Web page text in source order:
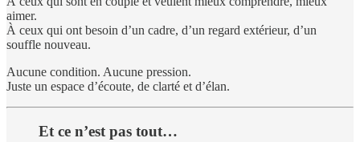
aimer.
À ceux qui ont besoin d’un cadre, d’un regard extérieur, d’un
souffle nouveau.
Aucune condition. Aucune pression.
Juste un espace d’écoute, de clarté et d’élan.
Et ce n’est pas tout…